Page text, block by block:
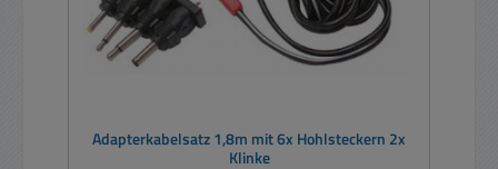
Adapterkabelsatz 1,8m mit 6x Hohlsteckern 2x
Klinke